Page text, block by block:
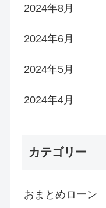
2024年8月
2024年6月
2024年5月
2024年4月
カテゴリー
おまとめローン